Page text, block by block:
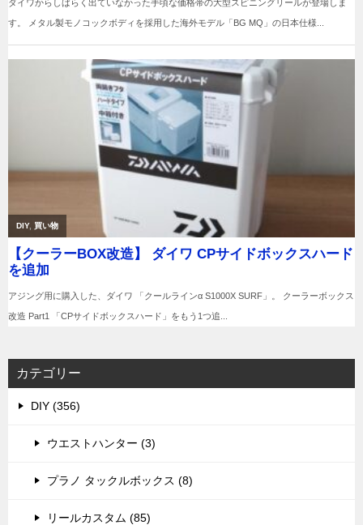
カテゴリー
DIY (356)
ウエストハンター (3)
プラノ タックルボックス (8)
リールカスタム (85)